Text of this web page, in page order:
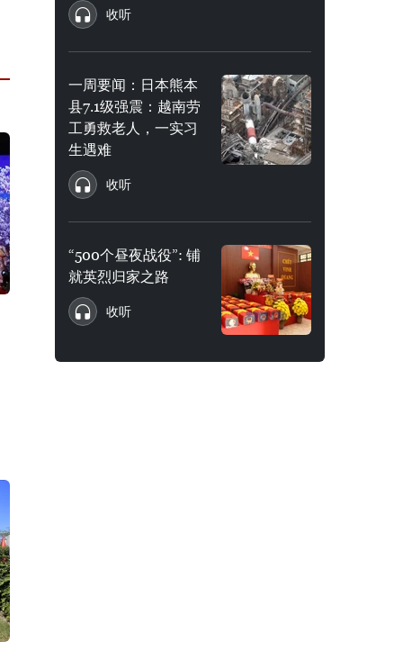
收听
一周要闻：日本熊本
县7.1级强震：越南劳
工勇救老人，一实习
生遇难
收听
“500个昼夜战役”: 铺
就英烈归家之路
收听